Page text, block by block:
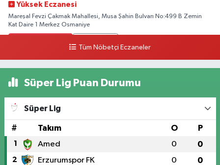
Yüksek Eczanesi
Mareşal Fevzi Çakmak Mahallesi, Musa Şahin Bulvarı No:499 B Zemin
Kat Daire 1 Merkez Osmaniye
Tüm Nöbetçi Eczaneler
Süper Lig Puan Durumu
Süper Lig
# Takım O P
1 Amed 0 0
2 Erzurumspor FK 0 0